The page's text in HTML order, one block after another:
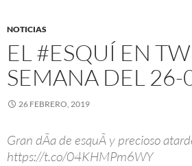
NOTICIAS
EL #ESQUÍ EN
SEMANA DEL
26 FEBRERO, 2019
Gran dÃ­a de esquÃ­ y precioso
https://t.co/04KHMPm6WY